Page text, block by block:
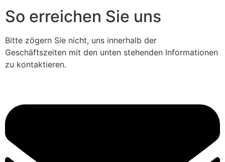
So erreichen Sie uns
Bitte zögern Sie nicht, uns innerhalb der
Geschäftszeiten mit den unten stehenden Informationen
zu kontaktieren.